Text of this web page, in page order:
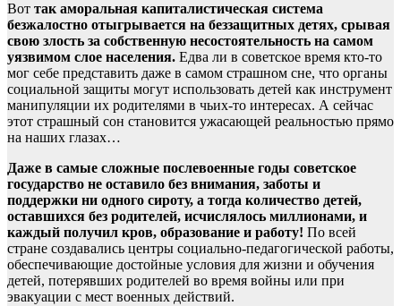
Вот так аморальная капиталистическая система
безжалостно отыгрывается на беззащитных детях, срывая
свою злость за собственную несостоятельность на самом
уязвимом слое населения. Едва ли в советское время кто-то
мог себе представить даже в самом страшном сне, что органы
социальной защиты могут использовать детей как инструмент
манипуляции их родителями в чьих-то интересах. А сейчас
этот страшный сон становится ужасающей реальностью прямо
на наших глазах…
Даже в самые сложные послевоенные годы советское
государство не оставило без внимания, заботы и
поддержки ни одного сироту, а тогда количество детей,
оставшихся без родителей, исчислялось миллионами, и
каждый получил кров, образование и работу! По всей
стране создавались центры социально-педагогической работы,
обеспечивающие достойные условия для жизни и обучения
детей, потерявших родителей во время войны или при
эвакуации с мест военных действий.